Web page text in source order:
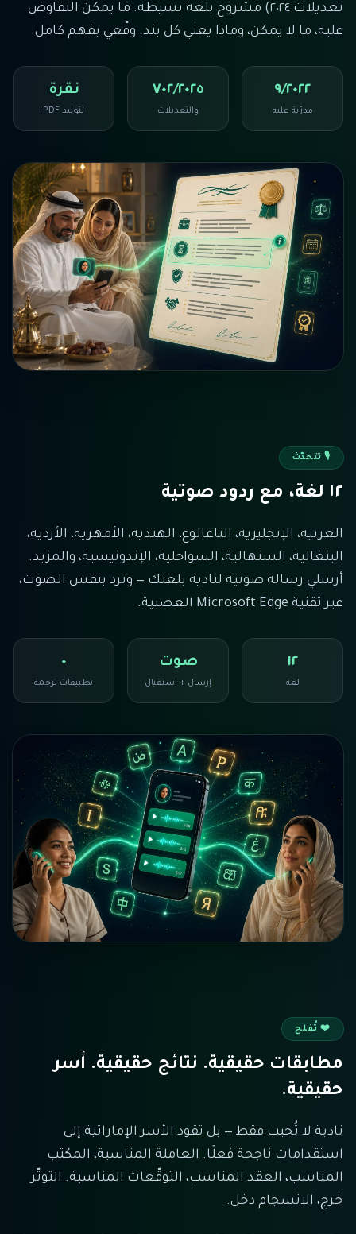
تعديلات ٢٠٢٤) مشروح بلغة بسيطة. ما يمكن التفاوض
عليه، ما لا يمكن، وماذا يعني كل بند. وقّعي بفهم كامل.
٩/٢٠٢٢
مدرّبة عليه
٧٠٢/٢٠٢٥
والتعديلات
نقرة
لتوليد PDF
🎙️ تتحدّث
١٢ لغة، مع ردود صوتية
العربية، الإنجليزية، التاغالوغ، الهندية، الأمهرية، الأردية،
البنغالية، السنهالية، السواحلية، الإندونيسية، والمزيد.
أرسلي رسالة صوتية لنادية بلغتك — وترد بنفس الصوت،
عبر تقنية Microsoft Edge العصبية.
١٢
لغة
صوت
إرسال + استقبال
٠
تطبيقات ترجمة
❤️ تُفلح
مطابقات حقيقية. نتائج حقيقية. أسر
حقيقية.
نادية لا تُجيب فقط — بل تقود الأسر الإماراتية إلى
استقدامات ناجحة فعلًا. العاملة المناسبة، المكتب
المناسب، العقد المناسب، التوقّعات المناسبة. التوتّر
خرج، الانسجام دخل.